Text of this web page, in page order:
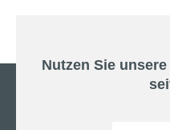
Nutzen Sie